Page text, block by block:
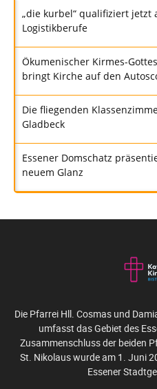
„die kurbel“ qualifiziert jetzt
Logistikberufe
Ökumenischer Kirmes-
bringt Kirche auf den
Die fliegenden
Gladbeck
Essener Domschatz
neuem Glanz
Die Pfarrei Hll. Cosmas und
umfasst das Gebiet des
Zusammenschluss der beiden
St. Nikolaus wurde am 1. Juni
Essener